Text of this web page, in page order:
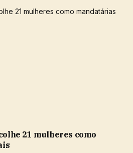
21 mulheres como